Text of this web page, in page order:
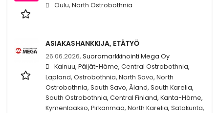
Oulu, North Ostrobothnia
ASIAKASHANKKIJA, ETÄTYÖ
26.06.2026, Suoramarkkinointi Mega Oy
Kainuu, Päijät-Häme, Central Ostrobothnia,
Lapland, Ostrobothnia, North Savo, North
Ostrobothnia, South Savo, Åland, South Karelia,
South Ostrobothnia, Central Finland, Kanta-Häme,
Kymenlaakso, Pirkanmaa, North Karelia, Satakunta,